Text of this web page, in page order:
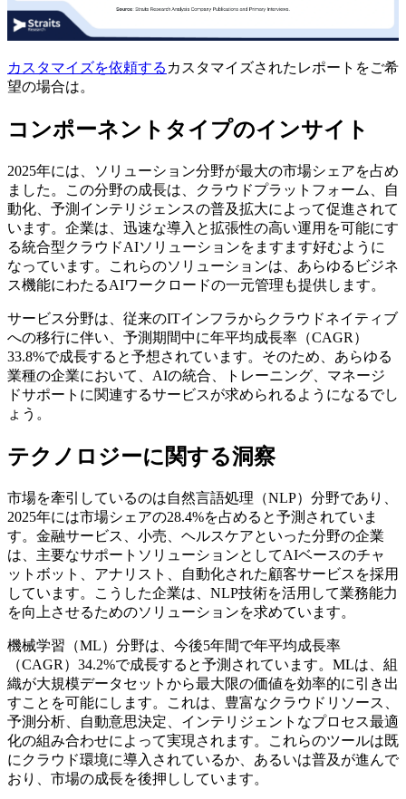
カスタマイズを依頼する カスタマイズされたレポートをご希
望の場合は。
コンポーネントタイプのインサイト
2025年には、ソリューション分野が最大の市場シェアを占め
ました。この分野の成長は、クラウドプラットフォーム、自
動化、予測インテリジェンスの普及拡大によって促進されて
います。企業は、迅速な導入と拡張性の高い運用を可能にす
る統合型クラウドAIソリューションをますます好むように
なっています。これらのソリューションは、あらゆるビジネ
ス機能にわたるAIワークロードの一元管理も提供します。
サービス分野は、従来のITインフラからクラウドネイティブ
への移行に伴い、予測期間中に年平均成長率（CAGR）
33.8%で成長すると予想されています。そのため、あらゆる
業種の企業において、AIの統合、トレーニング、マネージ
ドサポートに関連するサービスが求められるようになるでし
ょう。
テクノロジーに関する洞察
市場を牽引しているのは自然言語処理（NLP）分野であり、
2025年には市場シェアの28.4%を占めると予測されていま
す。金融サービス、小売、ヘルスケアといった分野の企業
は、主要なサポートソリューションとしてAIベースのチャ
ットボット、アナリスト、自動化された顧客サービスを採用
しています。こうした企業は、NLP技術を活用して業務能力
を向上させるためのソリューションを求めています。
機械学習（ML）分野は、今後5年間で年平均成長率
（CAGR）34.2%で成長すると予測されています。MLは、組
織が大規模データセットから最大限の価値を効率的に引き出
すことを可能にします。これは、豊富なクラウドリソース、
予測分析、自動意思決定、インテリジェントなプロセス最適
化の組み合わせによって実現されます。これらのツールは既
にクラウド環境に導入されているか、あるいは普及が進んで
おり、市場の成長を後押ししています。